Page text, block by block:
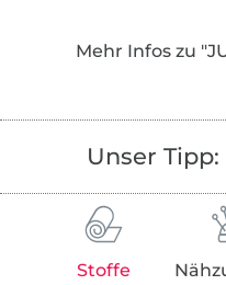
Modeliebhabende
Schritt.
Besucht uns auch
Website, oder auf
Account!
Mehr Infos zu
Unser
Stoffe